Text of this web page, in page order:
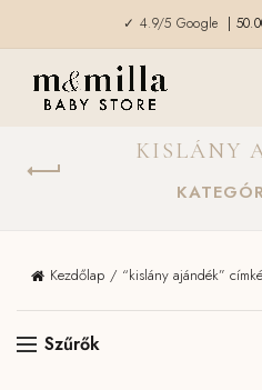
✓ 4.9/5 Google |
KISLÁNY
Kezdőlap “kislány ajándék”
Szűrők